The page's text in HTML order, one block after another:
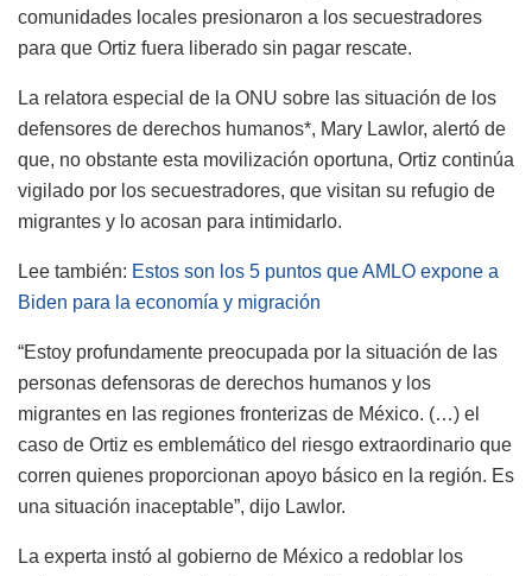
comunidades locales presionaron a los secuestradores
para que Ortiz fuera liberado sin pagar rescate.
La relatora especial de la ONU sobre las situación de los
defensores de derechos humanos*, Mary Lawlor, alertó de
que, no obstante esta movilización oportuna, Ortiz continúa
vigilado por los secuestradores, que visitan su refugio de
migrantes y lo acosan para intimidarlo.
Lee también: Estos son los 5 puntos que AMLO expone a
Biden para la economía y migración
“Estoy profundamente preocupada por la situación de las
personas defensoras de derechos humanos y los
migrantes en las regiones fronterizas de México. (…) el
caso de Ortiz es emblemático del riesgo extraordinario que
corren quienes proporcionan apoyo básico en la región. Es
una situación inaceptable”, dijo Lawlor.
La experta instó al gobierno de México a redoblar los